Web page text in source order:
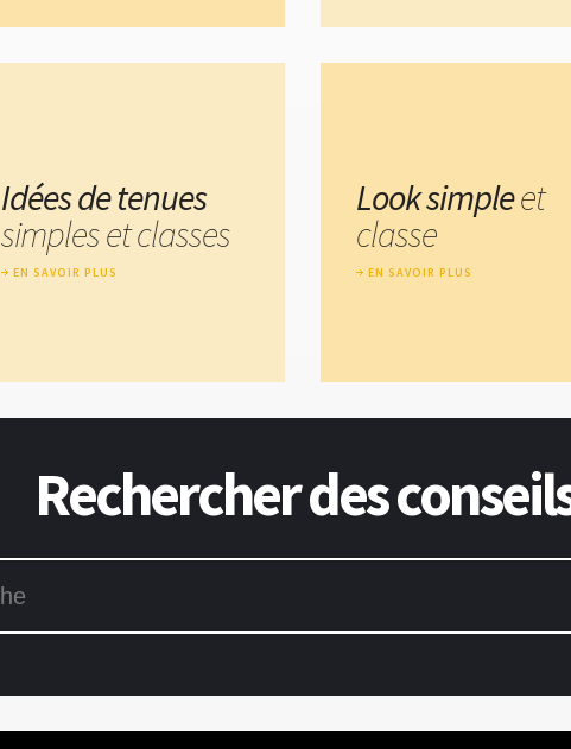
Idées de tenues
simples et classes
EN SAVOIR PLUS
Look simpleet
classe
EN SAVOIR PLUS
Rechercher des